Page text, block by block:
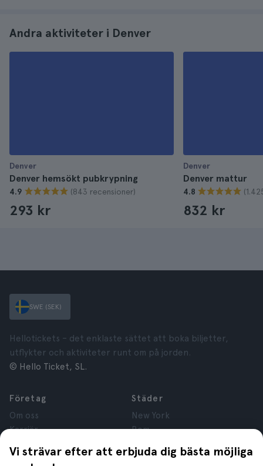
Andra aktiviteter i Denver
Denver
Denver hemsökt pubkrypning
4.9 (843 recensioner)
293 kr
Denver
Denver mattur
4.8
832 kr
Vi strävar efter att erbjuda dig bästa möjliga
SWE (SEK)
Hellotickets – det enklaste sättet att boka biljetter,
utflykter och aktiviteter runt om på jorden.
© Hello Ticket, SL.
Företag
Om oss
Karriär
Recensioner
Städer
New York
Rom
London